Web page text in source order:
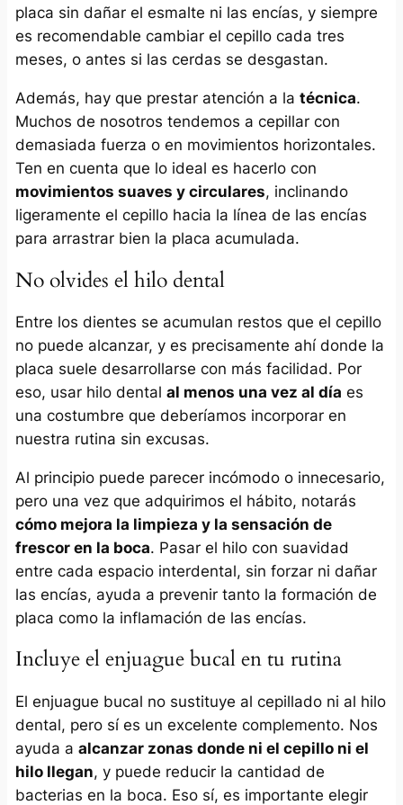
placa sin dañar el esmalte ni las encías, y siempre
es recomendable cambiar el cepillo cada tres
meses, o antes si las cerdas se desgastan.
Además, hay que prestar atención a la técnica.
Muchos de nosotros tendemos a cepillar con
demasiada fuerza o en movimientos horizontales.
Ten en cuenta que lo ideal es hacerlo con
movimientos suaves y circulares, inclinando
ligeramente el cepillo hacia la línea de las encías
para arrastrar bien la placa acumulada.
No olvides el hilo dental
Entre los dientes se acumulan restos que el cepillo
no puede alcanzar, y es precisamente ahí donde la
placa suele desarrollarse con más facilidad. Por
eso, usar hilo dental al menos una vez al día es
una costumbre que deberíamos incorporar en
nuestra rutina sin excusas.
Al principio puede parecer incómodo o innecesario,
pero una vez que adquirimos el hábito, notarás
cómo mejora la limpieza y la sensación de
frescor en la boca. Pasar el hilo con suavidad
entre cada espacio interdental, sin forzar ni dañar
las encías, ayuda a prevenir tanto la formación de
placa como la inflamación de las encías.
Incluye el enjuague bucal en tu rutina
El enjuague bucal no sustituye al cepillado ni al hilo
dental, pero sí es un excelente complemento. Nos
ayuda a alcanzar zonas donde ni el cepillo ni el
hilo llegan, y puede reducir la cantidad de
bacterias en la boca. Eso sí, es importante elegir